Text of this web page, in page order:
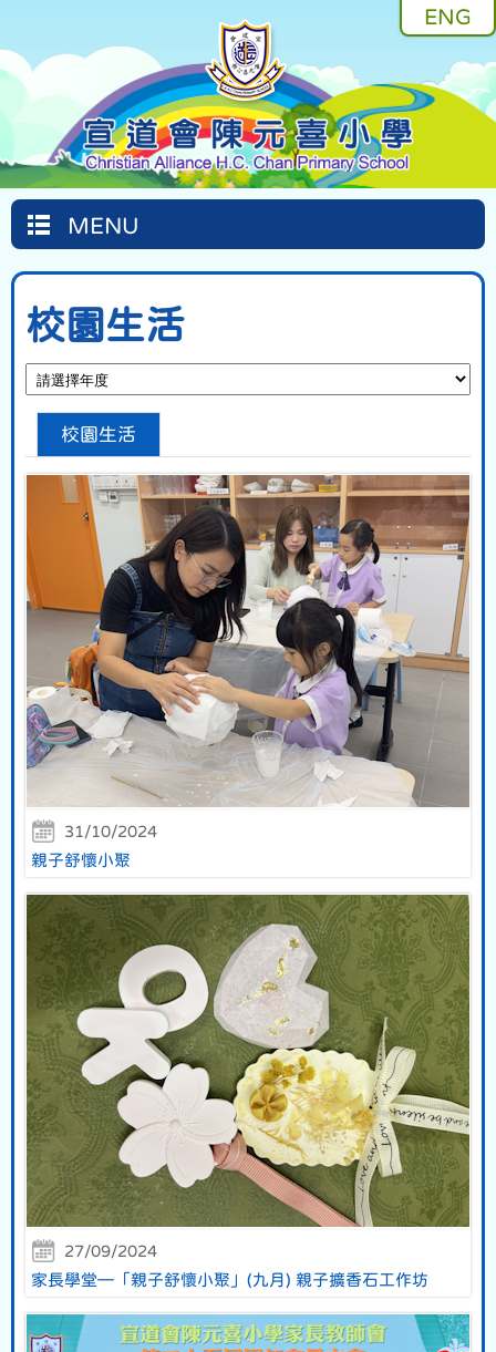
ENG
MENU
校園生活
校園生活
31/10/2024
親子舒懷小聚
27/09/2024
家長學堂—「親子舒懷小聚」(九月) 親子擴香石工作坊